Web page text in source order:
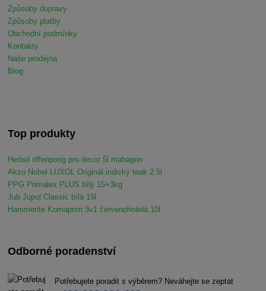
Způsoby dopravy
Způsoby platby
Obchodní podmínky
Kontakty
Naše prodejna
Blog
Top produkty
Herbol offenporig pro decor 5l mahagon
Akzo Nobel LUXOL Originál indický teak 2,5l
PPG Primalex PLUS bílý 15+3kg
Jub Jupol Classic bílá 15l
Hammerite Komaprim 3v1 červenohnědá 10l
Odborné poradenství
Potřebujete poradit s výběrem? Neváhejte se zeptat